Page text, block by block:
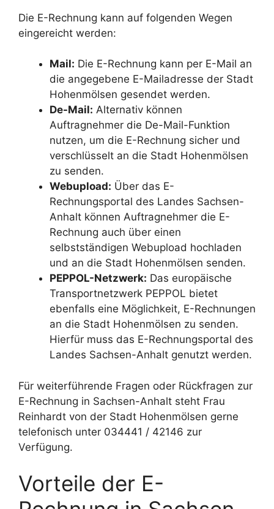
Die E-Rechnung kann auf folgenden Wegen
eingereicht werden:
Mail: Die E-Rechnung kann per E-Mail an
die angegebene E-Mailadresse der Stadt
Hohenmölsen gesendet werden.
De-Mail: Alternativ können
Auftragnehmer die De-Mail-Funktion
nutzen, um die E-Rechnung sicher und
verschlüsselt an die Stadt Hohenmölsen
zu senden.
Webupload: Über das E-
Rechnungsportal des Landes Sachsen-
Anhalt können Auftragnehmer die E-
Rechnung auch über einen
selbstständigen Webupload hochladen
und an die Stadt Hohenmölsen senden.
PEPPOL-Netzwerk: Das europäische
Transportnetzwerk PEPPOL bietet
ebenfalls eine Möglichkeit, E-Rechnungen
an die Stadt Hohenmölsen zu senden.
Hierfür muss das E-Rechnungsportal des
Landes Sachsen-Anhalt genutzt werden.
Für weiterführende Fragen oder Rückfragen zur
E-Rechnung in Sachsen-Anhalt steht Frau
Reinhardt von der Stadt Hohenmölsen gerne
telefonisch unter 034441 / 42146 zur
Verfügung.
Vorteile der E-